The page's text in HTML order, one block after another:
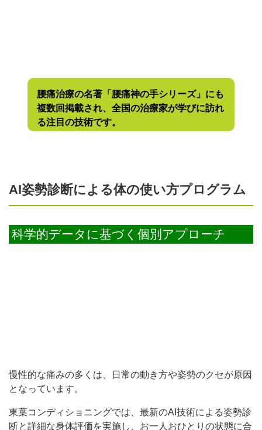
腰痛治療の名著「腰痛神の手シリーズ」にも
複数回掲載され、全国の治療家が学びに訪れ
る注目の技術です。
AI姿勢診断による体の使い方プログラム
科学的データに基づく個別アプローチ
慢性的な痛みの多くは、日常の動き方や姿勢のクセが原因
となっています。
東葉コンディショニングでは、最新のAI技術による姿勢診
断と詳細な身体評価を実施し、お一人おひとりの状態に合